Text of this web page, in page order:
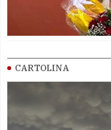
CARTOLINA